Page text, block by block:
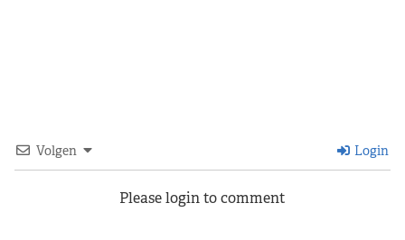
Volgen Login
Please login to comment